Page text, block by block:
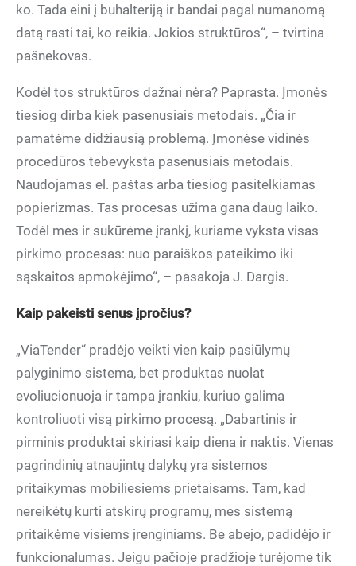
ko. Tada eini į buhalteriją ir bandai pagal numanomą
datą rasti tai, ko reikia. Jokios struktūros“, – tvirtina
pašnekovas.
Kodėl tos struktūros dažnai nėra? Paprasta. Įmonės
tiesiog dirba kiek pasenusiais metodais. „Čia ir
pamatėme didžiausią problemą. Įmonėse vidinės
procedūros tebevyksta pasenusiais metodais.
Naudojamas el. paštas arba tiesiog pasitelkiamas
popierizmas. Tas procesas užima gana daug laiko.
Todėl mes ir sukūrėme įrankį, kuriame vyksta visas
pirkimo procesas: nuo paraiškos pateikimo iki
sąskaitos apmokėjimo“, – pasakoja J. Dargis.
Kaip pakeisti senus įpročius?
„ViaTender“ pradėjo veikti vien kaip pasiūlymų
palyginimo sistema, bet produktas nuolat
evoliucionuoja ir tampa įrankiu, kuriuo galima
kontroliuoti visą pirkimo procesą. „Dabartinis ir
pirminis produktai skiriasi kaip diena ir naktis. Vienas
pagrindinių atnaujintų dalykų yra sistemos
pritaikymas mobiliesiems prietaisams. Tam, kad
nereikėtų kurti atskirų programų, mes sistemą
pritaikėme visiems įrenginiams. Be abejo, padidėjo ir
funkcionalumas. Jeigu pačioje pradžioje turėjome tik